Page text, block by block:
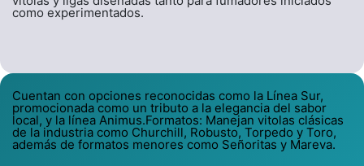
como experimentados.
Cuentan con opciones reconocidas como la Línea Sur,
promocionada como un tributo a la elegancia del sabor
local, y la línea Animus.Formatos: Manejan vitolas clásicas
de la industria como Churchill, Robusto, Torpedo y Toro,
además de formatos menores como Señoritas y Mareva.